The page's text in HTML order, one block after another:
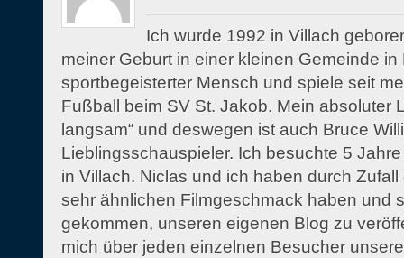
Ich wurde 1992 in Villach
meiner Geburt in einer kleinen Gemeinde
sportbegeisterter Mensch und spiele seit
Fußball beim SV St. Jakob. Mein absoluter
langsam“ und deswegen ist auch Bruce
Lieblingsschauspieler. Ich besuchte 5
in Villach. Niclas und ich haben durch
sehr ähnlichen Filmgeschmack haben und
gekommen, unseren eigenen Blog zu
mich über jeden einzelnen Besucher